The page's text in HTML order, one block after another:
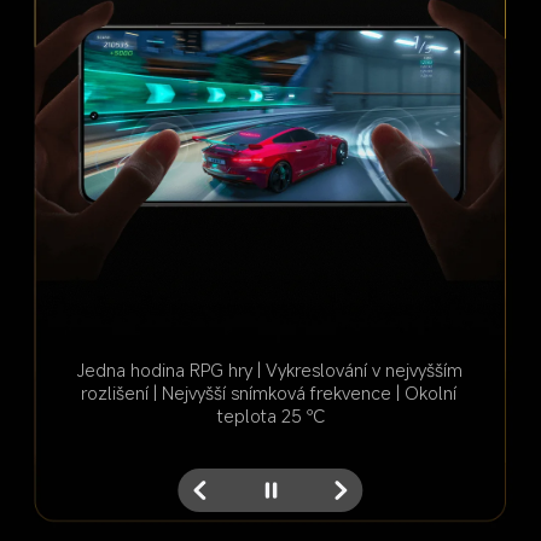
Původní
snímek A
Interpolovaný
snímek 1
Interpolovaný
Super rozlišení 2K
Režim Game HDR zapnutý
Jedna hodina RPG hry | Vykreslování v nejvyšším
rozlišení | Nejvyšší snímková frekvence | Okolní
teplota 25 ℃